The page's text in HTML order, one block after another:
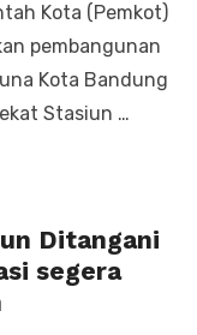
Kota (Pemkot)
pembangunan
Kota Bandung
Stasiun …
Ditangani
segera